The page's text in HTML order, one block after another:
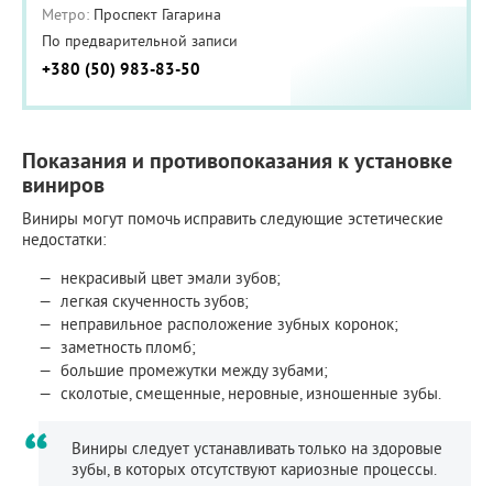
Метро: Проспект Гагарина
По предварительной записи
+380 (50) 983-83-50
Показания и противопоказания к установке
виниров
Виниры могут помочь исправить следующие эстетические
недостатки:
некрасивый цвет эмали зубов;
легкая скученность зубов;
неправильное расположение зубных коронок;
заметность пломб;
большие промежутки между зубами;
сколотые, смещенные, неровные, изношенные зубы.
Виниры следует устанавливать только на здоровые
зубы, в которых отсутствуют кариозные процессы.